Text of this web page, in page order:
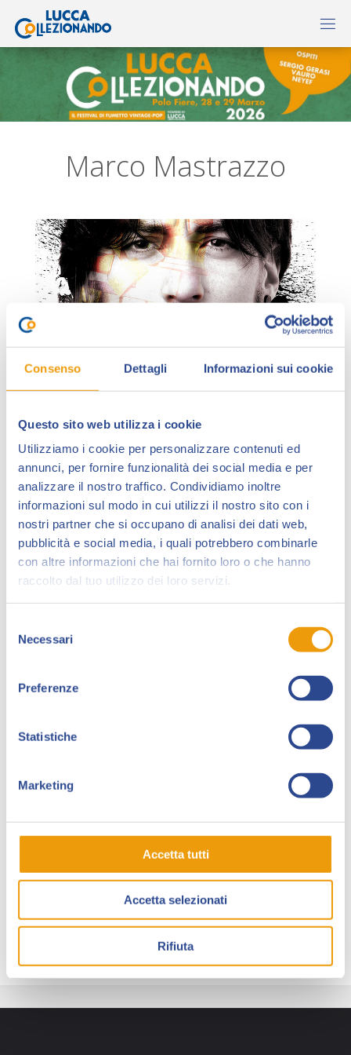
Consenso Dettagli Informazioni sui cookie
Questo sito web utilizza i cookie
Utilizziamo i cookie per personalizzare contenuti ed
annunci, per fornire funzionalità dei social media e per
analizzare il nostro traffico. Condividiamo inoltre
informazioni sul modo in cui utilizzi il nostro sito con i
nostri partner che si occupano di analisi dei dati web,
pubblicità e social media, i quali potrebbero combinarle
con altre informazioni che hai fornito loro o che hanno
raccolto dal tuo utilizzo dei loro servizi.
delNecessari
Preferenze
Statistiche
Marketing
Accetta tutti
Accetta selezionati
Rifiuta
Marco Mastrazzo
(Canelli, 1989) , artista autodidatta,
studi tecnici e si dedica al disegno. Nel 2009
partecipa a un workshop organizzato a Lucca in
Giuseppe Di Bernardo e daLorenzo Bartoli
cui collaborerà in seguito alla creazione del webcomic
“Shut Up and Fold”.
Successivamente si dedica alla creazione di un
portfolio da presentare agli editor Marvel e DC;
tramite C.B. Cebulski, talent scout diMarvel Comics,
ha avuto i primi contatti con il mondo del fumetto
disegnando tavole di prova di Wolverine e Black
Widow.
Nel 2016 viene contattato da Roberto Recchioni,
, che gli propone di realizzare
sua carriera professionistica.
parte a nuovi progetti, tra cui l’universo condiviso
miniserie “Caput Mundi”.
serie annuale “Dylan Dog Special” per Sergio Bonelli
Editore, firma le variant cover sempre di “Dylan Dog”
per la Epicenter Comics destinate al mercato
per i Gran Premi del mondiale di F1.